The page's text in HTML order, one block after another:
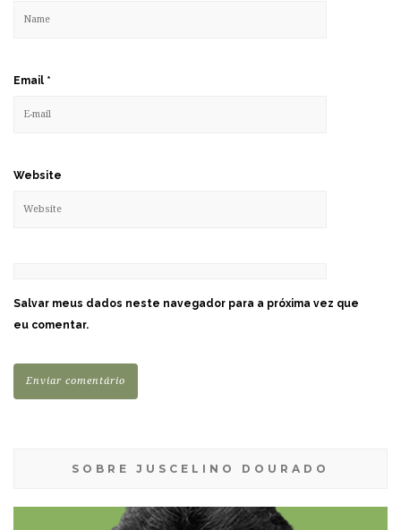
Email *
Website
Salvar meus dados neste navegador para a próxima vez que
eu comentar.
SOBRE JUSCELINO DOURADO